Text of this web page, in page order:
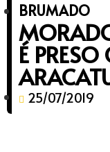
BRUMADO
É
25/07/2019